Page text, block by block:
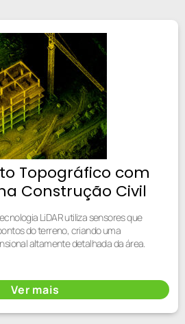
Topográfico com
Construção Civil
LiDAR utiliza sensores que
do terreno, criando uma
altamente detalhada da área.
Ver mais